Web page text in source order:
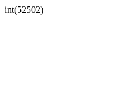
int(52502)